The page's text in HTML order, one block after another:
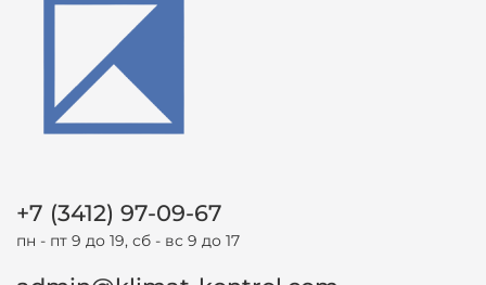
+7 (3412) 97-09-67
пн - пт 9 до 19, сб - вс 9 до 17